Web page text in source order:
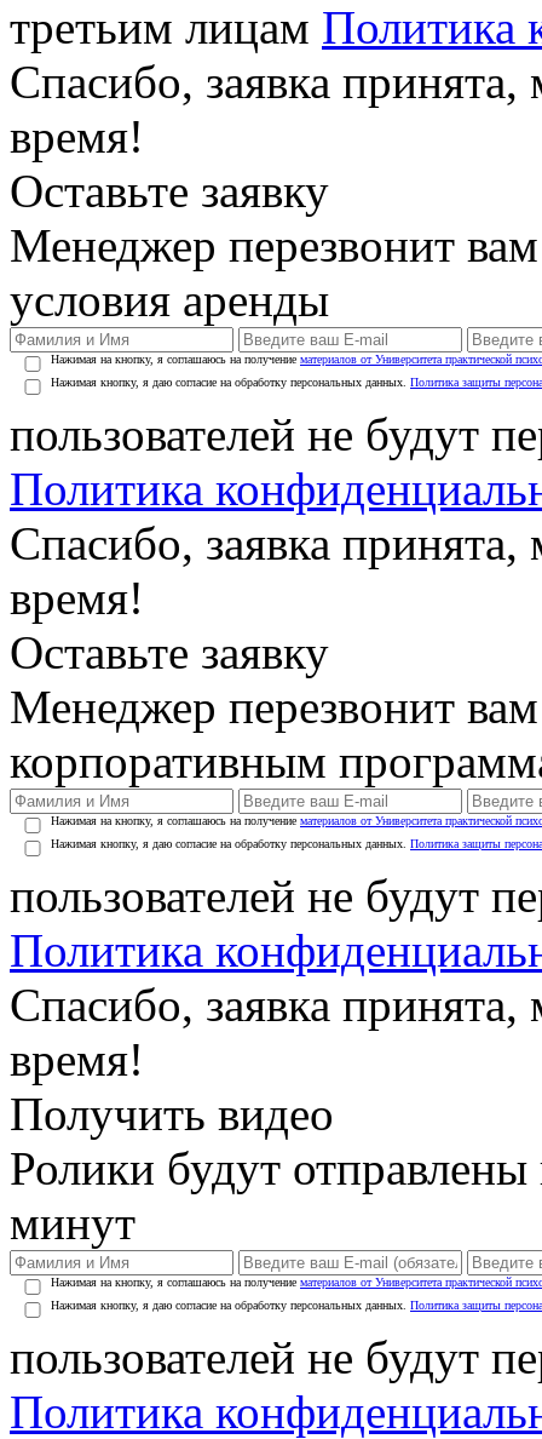
третьим лицам Политика
Спасибо, заявка
время!
Оставьте заявку
Менеджер перезвонит
условия аренды
Нажимая на кнопку, я соглашаюсь на получение материалов от Университета практической
Нажимая кнопку, я даю согласие на обработку персональных данных. Политика защиты
пользователей не будут
Политика
Спасибо, заявка
время!
Оставьте заявку
Менеджер перезвонит
корпоративным
Нажимая на кнопку, я соглашаюсь на получение материалов от Университета практической
Нажимая кнопку, я даю согласие на обработку персональных данных. Политика защиты
пользователей не будут
Политика
Спасибо, заявка
время!
Получить видео
Ролики будут
минут
Нажимая на кнопку, я соглашаюсь на получение материалов от Университета практической
Нажимая кнопку, я даю согласие на обработку персональных данных. Политика защиты
пользователей не будут
Политика